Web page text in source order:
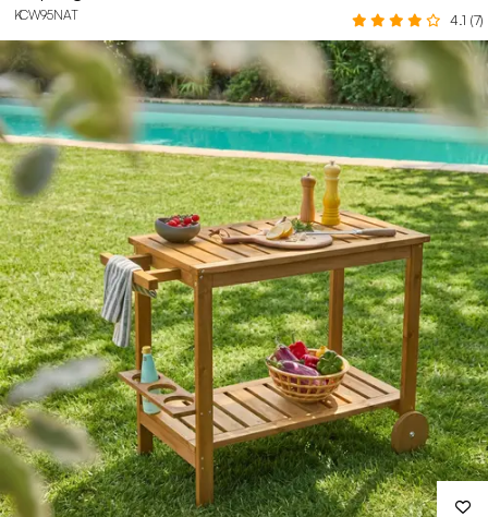
KCW95NAT 4.1 (7)